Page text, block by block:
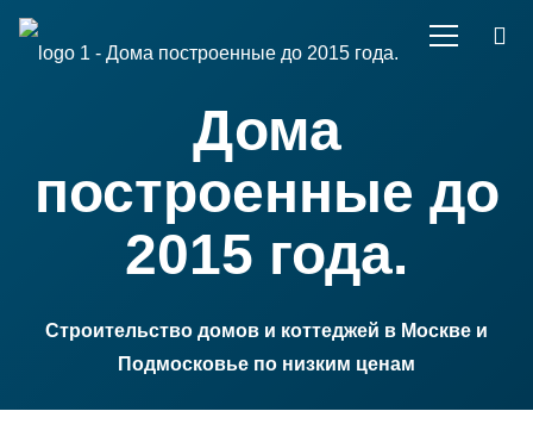
Дома
построенные до
2015 года.
Строительство домов и коттеджей в Москве и
Подмосковье по низким ценам